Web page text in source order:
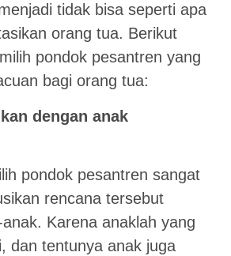
tidak bisa seperti apa
orang tua. Berikut
pondok pesantren yang
bagi orang tua:
dengan anak
pondok pesantren sangat
rencana tersebut
Karena anaklah yang
dan tentunya anak juga